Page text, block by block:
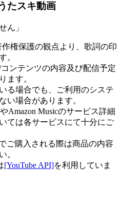
たスキ動画
ん」
作権保護の観点より、歌詞の印
。
ンテンツの内容及び配信予定
ます。
る場合でも、ご利用のシステ
い場合があります。
Amazon Musicのサービス詳細
ては各サービスにて十分にご
ご購入される際は商品の内容
。
[YouTube API]を利用していま